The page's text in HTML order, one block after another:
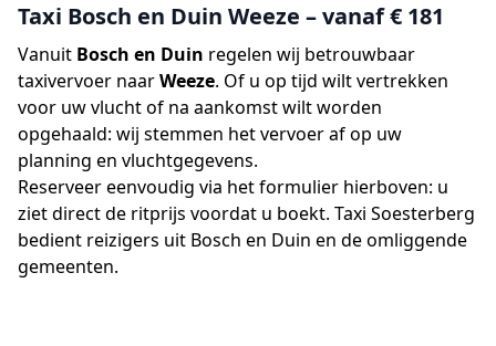
Taxi Bosch en Duin Weeze – vanaf € 181
Vanuit Bosch en Duin regelen wij betrouwbaar
taxivervoer naarWeeze. Of u op tijd wilt vertrekken
voor uw vlucht of na aankomst wilt worden
opgehaald: wij stemmen het vervoer af op uw
planning en vluchtgegevens.
Reserveer eenvoudig via het formulier hierboven: u
ziet direct de ritprijs voordat u boekt. Taxi Soesterberg
bedient reizigers uit Bosch en Duin en de omliggende
gemeenten.